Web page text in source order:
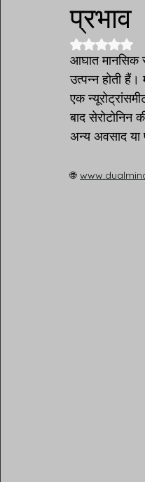
प्रभाव
5 स्टार में से
आघात मानसिक
उत्पन्न होती
एक
बाद
अन्य अवसाद या
🌐